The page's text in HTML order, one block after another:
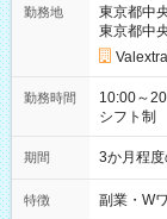
勤務地
東京都中
東京都中
Valextra
勤務時間
10:00～20:00 実働7.5時間／休憩1.5時間 営
シフト制
期間 3か月程
特徴 副業・W